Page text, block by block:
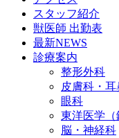
スタッフ紹介
獣医師 出勤表
最新NEWS
診療案内
整形外科
皮膚科・耳
眼科
東洋医学（
脳・神経科